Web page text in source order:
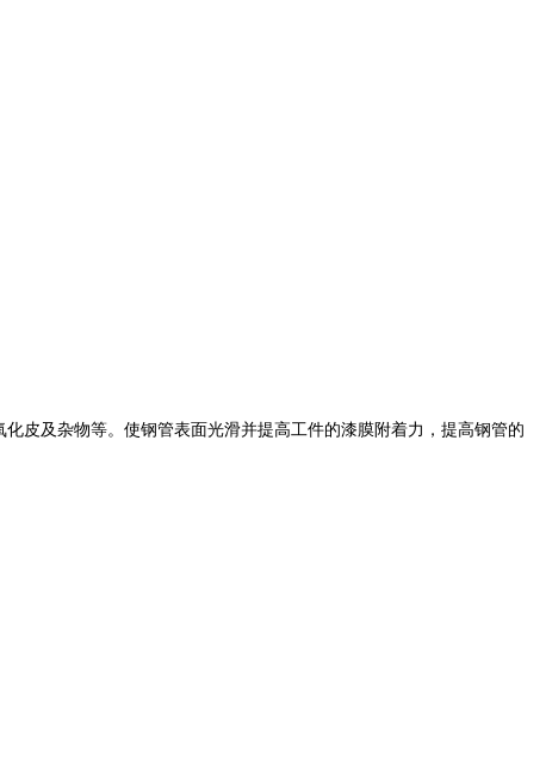
皮及杂物等。使钢管表面光滑并提高工件的漆膜附着力，提高钢管的